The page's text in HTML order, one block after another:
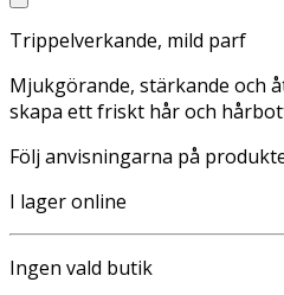
Trippelverkande, mild parf
Mjukgörande, stärkande och
skapa ett friskt hår och
Följ anvisningarna på
I lager online
Ingen vald butik